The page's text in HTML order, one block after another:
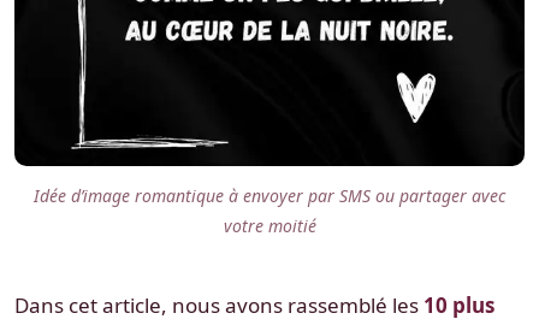
Idée d’image romantique à envoyer par SMS ou partager avec
votre moitié
Dans cet article, nous avons rassemblé les 10 plus